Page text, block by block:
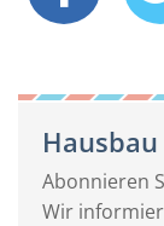
Abonnieren
Wir